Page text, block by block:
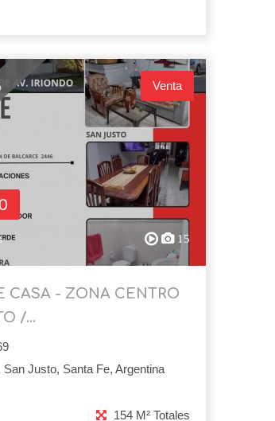
Venta
15
CASA - ZONA CENTRO
/...
San Justo, Santa Fe, Argentina
154 M² Totales